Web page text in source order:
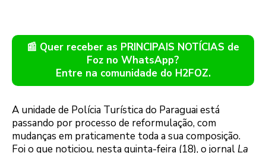
📰 Quer receber as PRINCIPAIS NOTÍCIAS de
Foz no WhatsApp?
Entre na comunidade do H2FOZ.
A unidade de Polícia Turística do Paraguai está
passando por processo de reformulação, com
mudanças em praticamente toda a sua composição.
Foi o que noticiou, nesta quinta-feira (18), o jornalLa